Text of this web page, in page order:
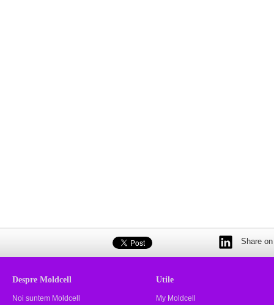
Share
Despre Moldcell
Noi suntem Moldcell
Utile
My Moldcell